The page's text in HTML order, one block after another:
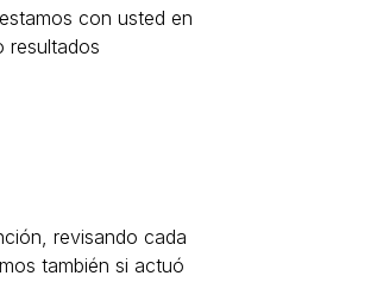
con usted en
resultados
revisando cada
también si actuó